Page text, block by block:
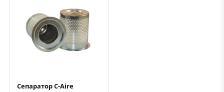
Быстрый просмотрДобавить к сравнению
Добавить в избранное
Сепаратор C-Aire